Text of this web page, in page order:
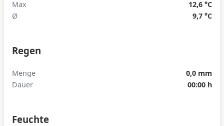
Max
12,6 °C
Ø
9,7 °C
Regen
Menge
0,0 mm
Dauer
00:00 h
Feuchte